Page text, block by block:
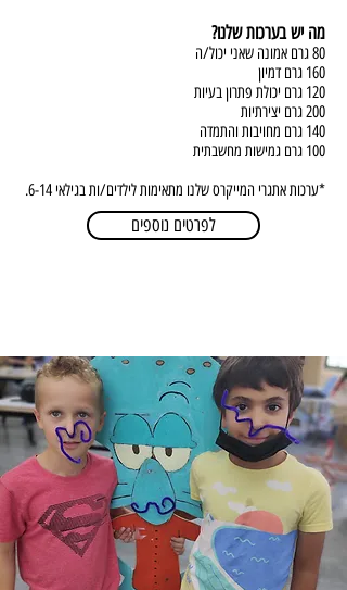
מה יש בערכות שלנו?
80 גרם אמונה שאני יכול/ה
160 גרם דמיון
120 גרם יכולת פתרון בעיות
200 גרם יצירתיות
140 גרם מחויבות והתמדה
100 גרם גמישות מחשבתית
*ערכות אתגרי המייקרס שלנו מתאימות לילדים/ות בגילאי 6-14.
לפרטים נוספים